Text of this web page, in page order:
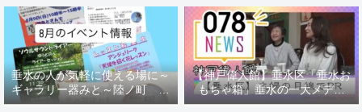
垂水の人が気軽に使える場に～
ギャラリー器みと～陸ノ町 ８
月のイベント情報
【神戸偉人館】垂水区「垂水お
もちゃ箱」垂水の一大メディ
ア！？｜神戸の魅力を凸インタ